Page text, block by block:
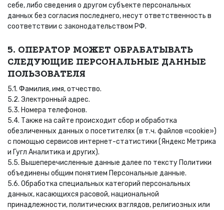
себе, либо сведения о другом субъекте персональных
данных без согласия последнего, несут ответственность в
соответствии с законодательством РФ.
5. ОПЕРАТОР МОЖЕТ ОБРАБАТЫВАТЬ
СЛЕДУЮЩИЕ ПЕРСОНАЛЬНЫЕ ДАННЫЕ
ПОЛЬЗОВАТЕЛЯ
5.1. Фамилия, имя, отчество.
5.2. Электронный адрес.
5.3. Номера телефонов.
5.4. Также на сайте происходит сбор и обработка
обезличенных данных о посетителях (в т.ч. файлов «cookie»)
с помощью сервисов интернет-статистики (Яндекс Метрика
и Гугл Аналитика и других).
5.5. Вышеперечисленные данные далее по тексту Политики
объединены общим понятием Персональные данные.
5.6. Обработка специальных категорий персональных
данных, касающихся расовой, национальной
принадлежности, политических взглядов, религиозных или